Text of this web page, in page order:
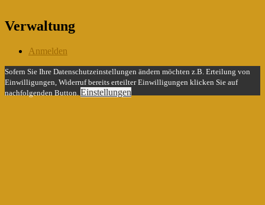
Verwaltung
Anmelden
Sofern Sie Ihre Datenschutzeinstellungen ändern möchten z.B. Erteilung von
Einwilligungen, Widerruf bereits erteilter Einwilligungen klicken Sie auf
nachfolgenden Button. Einstellungen